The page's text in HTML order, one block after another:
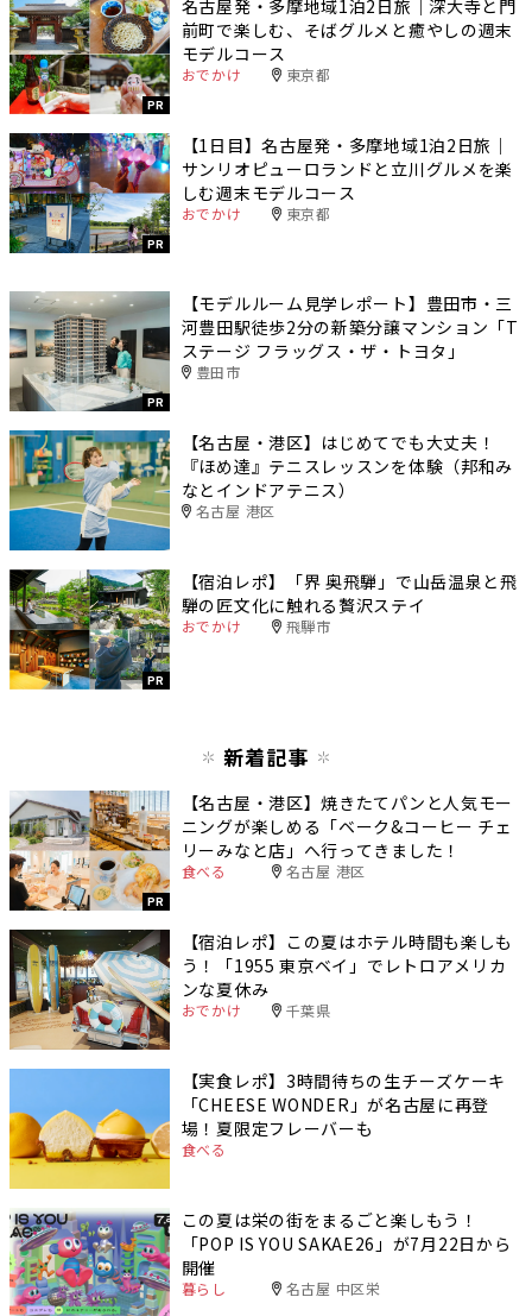
PR
名古屋発・多摩地域1泊2日旅｜深大寺と門
前町で楽しむ、そばグルメと癒やしの週末
モデルコース
おでかけ 東京都
PR
【1日目】名古屋発・多摩地域1泊2日旅｜
サンリオピューロランドと立川グルメを楽
しむ週末モデルコース
おでかけ 東京都
PR
【モデルルーム見学レポート】豊田市・三
河豊田駅徒歩2分の新築分譲マンション「T
ステージ フラッグス・ザ・トヨタ」
豊田市
【名古屋・港区】はじめてでも大丈夫！
『ほめ達』テニスレッスンを体験（邦和み
なとインドアテニス）
名古屋 港区
PR
【宿泊レポ】「界 奥飛騨」で山岳温泉と飛
騨の匠文化に触れる贅沢ステイ
おでかけ 飛騨市
新着記事
PR
【名古屋・港区】焼きたてパンと人気モー
ニングが楽しめる「ベーク&コーヒー チェ
リーみなと店」へ行ってきました！
食べる 名古屋 港区
【宿泊レポ】この夏はホテル時間も楽しも
う！「1955 東京ベイ」でレトロアメリカ
ンな夏休み
おでかけ 千葉県
【実食レポ】3時間待ちの生チーズケーキ
「CHEESE WONDER」が名古屋に再登
場！夏限定フレーバーも
食べる
この夏は栄の街をまるごと楽しもう！
「POP IS YOU SAKAE26」が7月22日から
開催
暮らし 名古屋 中区栄